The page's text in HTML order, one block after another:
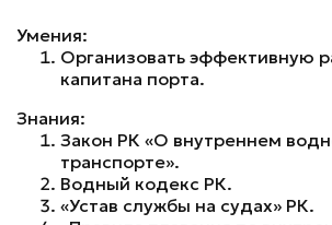
Умения:
Организовать эффективную
капитана порта.
Знания:
Закон РК «О внутреннем
транспорте».
Водный кодекс РК.
«Устав службы на судах» РК.